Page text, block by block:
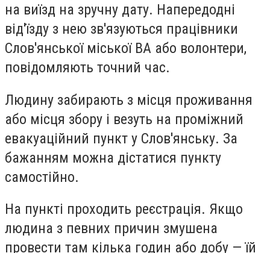
на виїзд на зручну дату. Напередодні
від'їзду з нею зв'язуються працівники
Слов'янської міської ВА або волонтери,
повідомляють точний час.
Людину забирають з місця проживання
або місця збору і везуть на проміжний
евакуаційний пункт у Слов'янську. За
бажанням можна дістатися пункту
самостійно.
На пункті проходить реєстрація. Якщо
людина з певних причин змушена
провести там кілька годин або добу — їй